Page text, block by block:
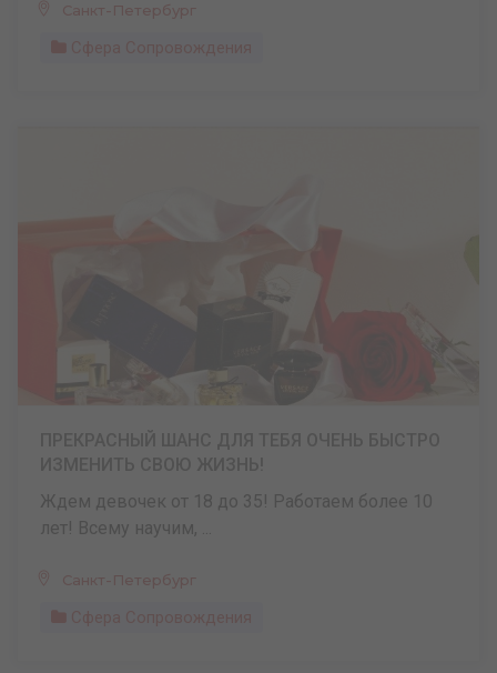
Санкт-Петербург
Сфера Сопровождения
Ждем девочек от 18 до 35! Работаем более 10
лет! Всему научим, ...
Санкт-Петербург
Сфера Сопровождения